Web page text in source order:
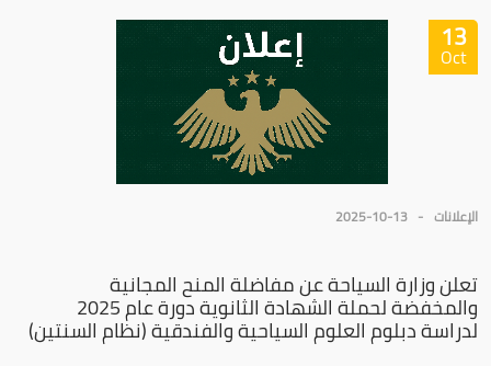
13
Oct
الإعلانات 2025-10-13
تعلن وزارة السياحة عن مفاضلة المنح المجانية
والمخفضة لحملة الشهادة الثانوية دورة عام 2025
لدراسة دبلوم العلوم السياحية والفندقية (نظام السنتين)